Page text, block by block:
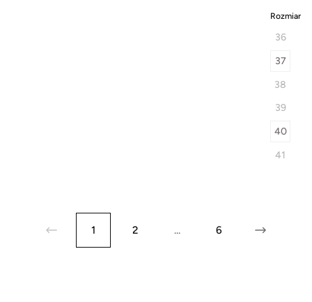
Rozmiar
36
37
38
39
40
41
1 2 ... 6